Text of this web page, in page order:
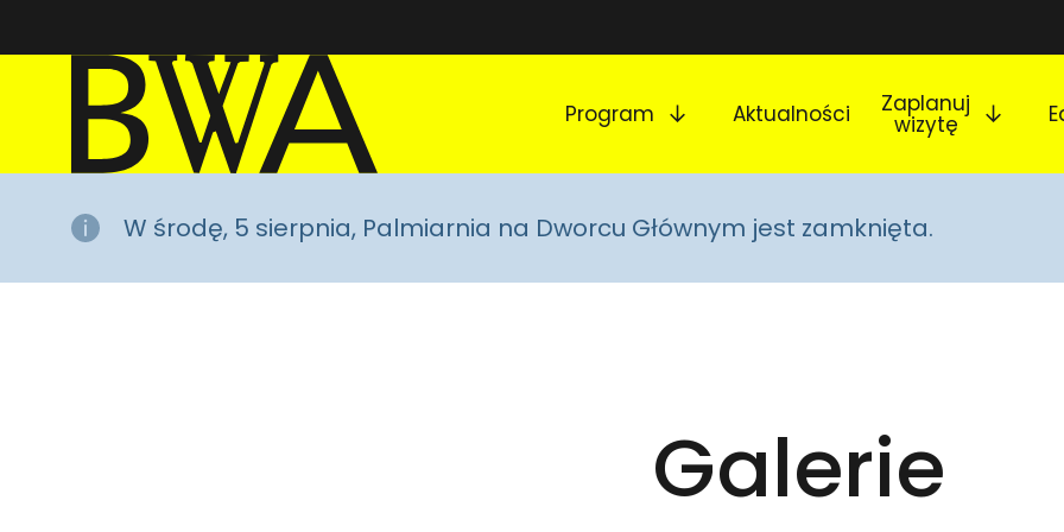
BWA Wrocław
Galerie Sztuki Współczesnej
Program Aktualności Zaplanuj
wizytę
W środę, 5 sierpnia, Palmiarnia na Dworcu Głównym jest zamknięta.
Galerie